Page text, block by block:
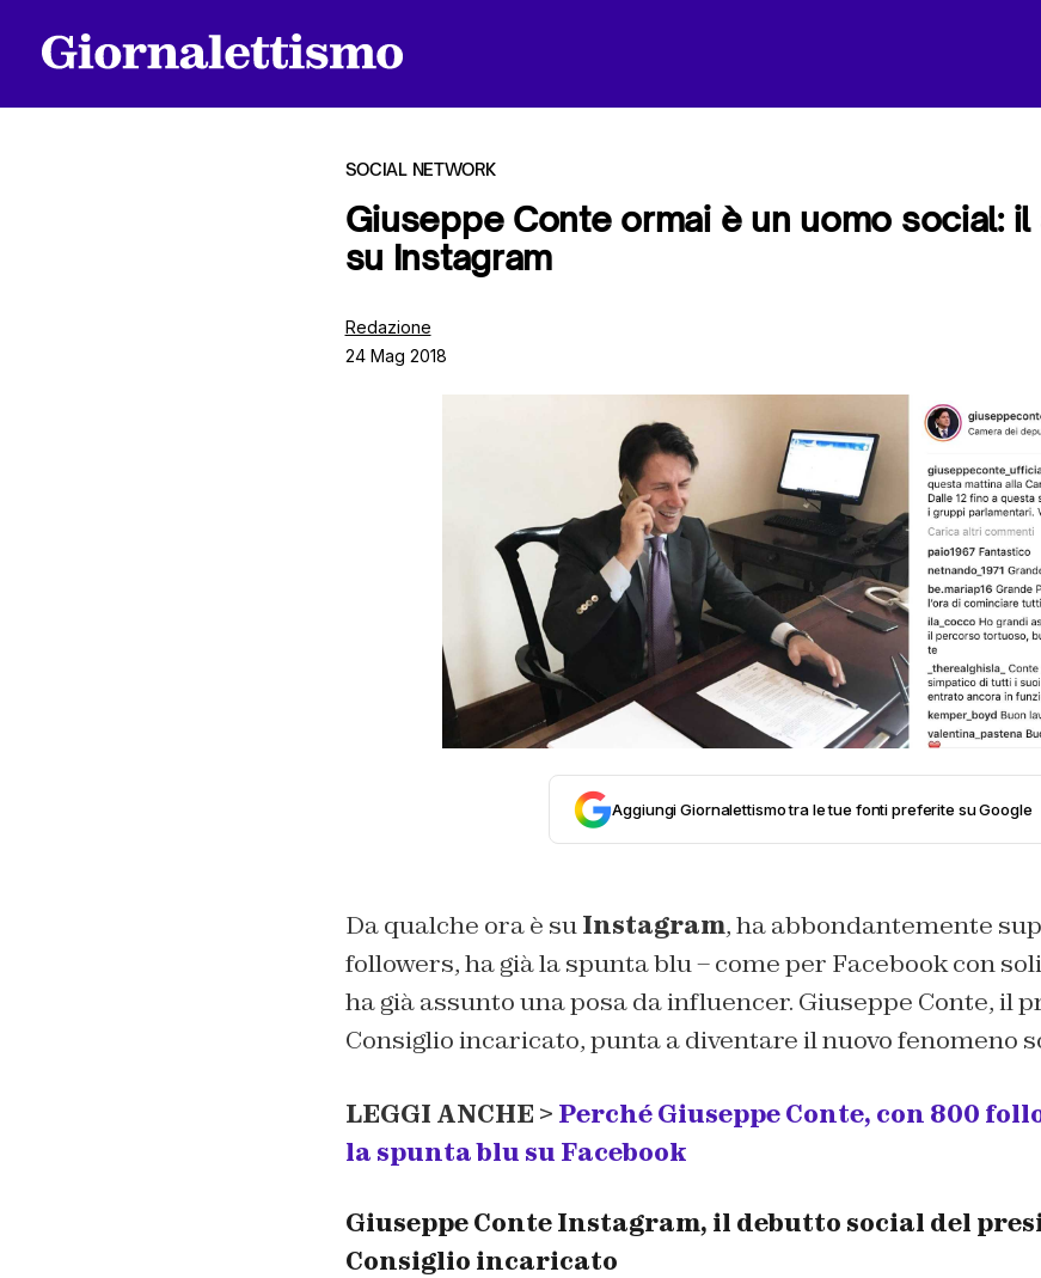
SOCIAL NETWORK
Giuseppe Conte ormai è un uomo social:
su Instagram
Redazione
24 Mag 2018
Aggiungi Giornalettismo tra le tue fonti preferite su Google
Da qualche ora è suInstagram, ha abbondantemente
followers, ha già la spunta blu – come per Facebook con
ha già assunto una posa da influencer. Giuseppe Conte, il
Consiglio incaricato, punta a diventare il nuovo fenomeno
LEGGI ANCHE > Perché Giuseppe Conte, con 800
la spunta blu su Facebook
Giuseppe Conte Instagram, il debutto social del
Consiglio incaricato